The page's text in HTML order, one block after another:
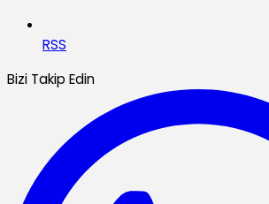
RSS
Bizi Takip Edin